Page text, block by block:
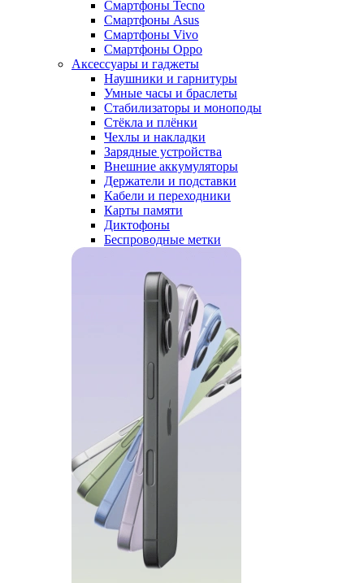
Смартфоны Tecno
Смартфоны Asus
Смартфоны Vivo
Смартфоны Oppo
Аксессуары и гаджеты
Наушники и гарнитуры
Умные часы и браслеты
Стабилизаторы и моноподы
Стёкла и плёнки
Чехлы и накладки
Зарядные устройства
Внешние аккумуляторы
Держатели и подставки
Кабели и переходники
Карты памяти
Диктофоны
Беспроводные метки